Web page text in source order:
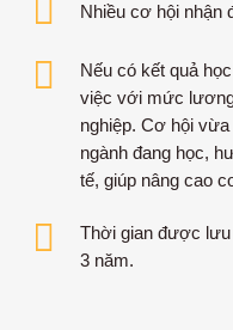
Nhiều cơ hội nhận
Nếu có kết quả
việc với mức
nghiệp. Cơ hội
ngành đang học,
tế, giúp nâng cao
Thời gian được
3 năm.